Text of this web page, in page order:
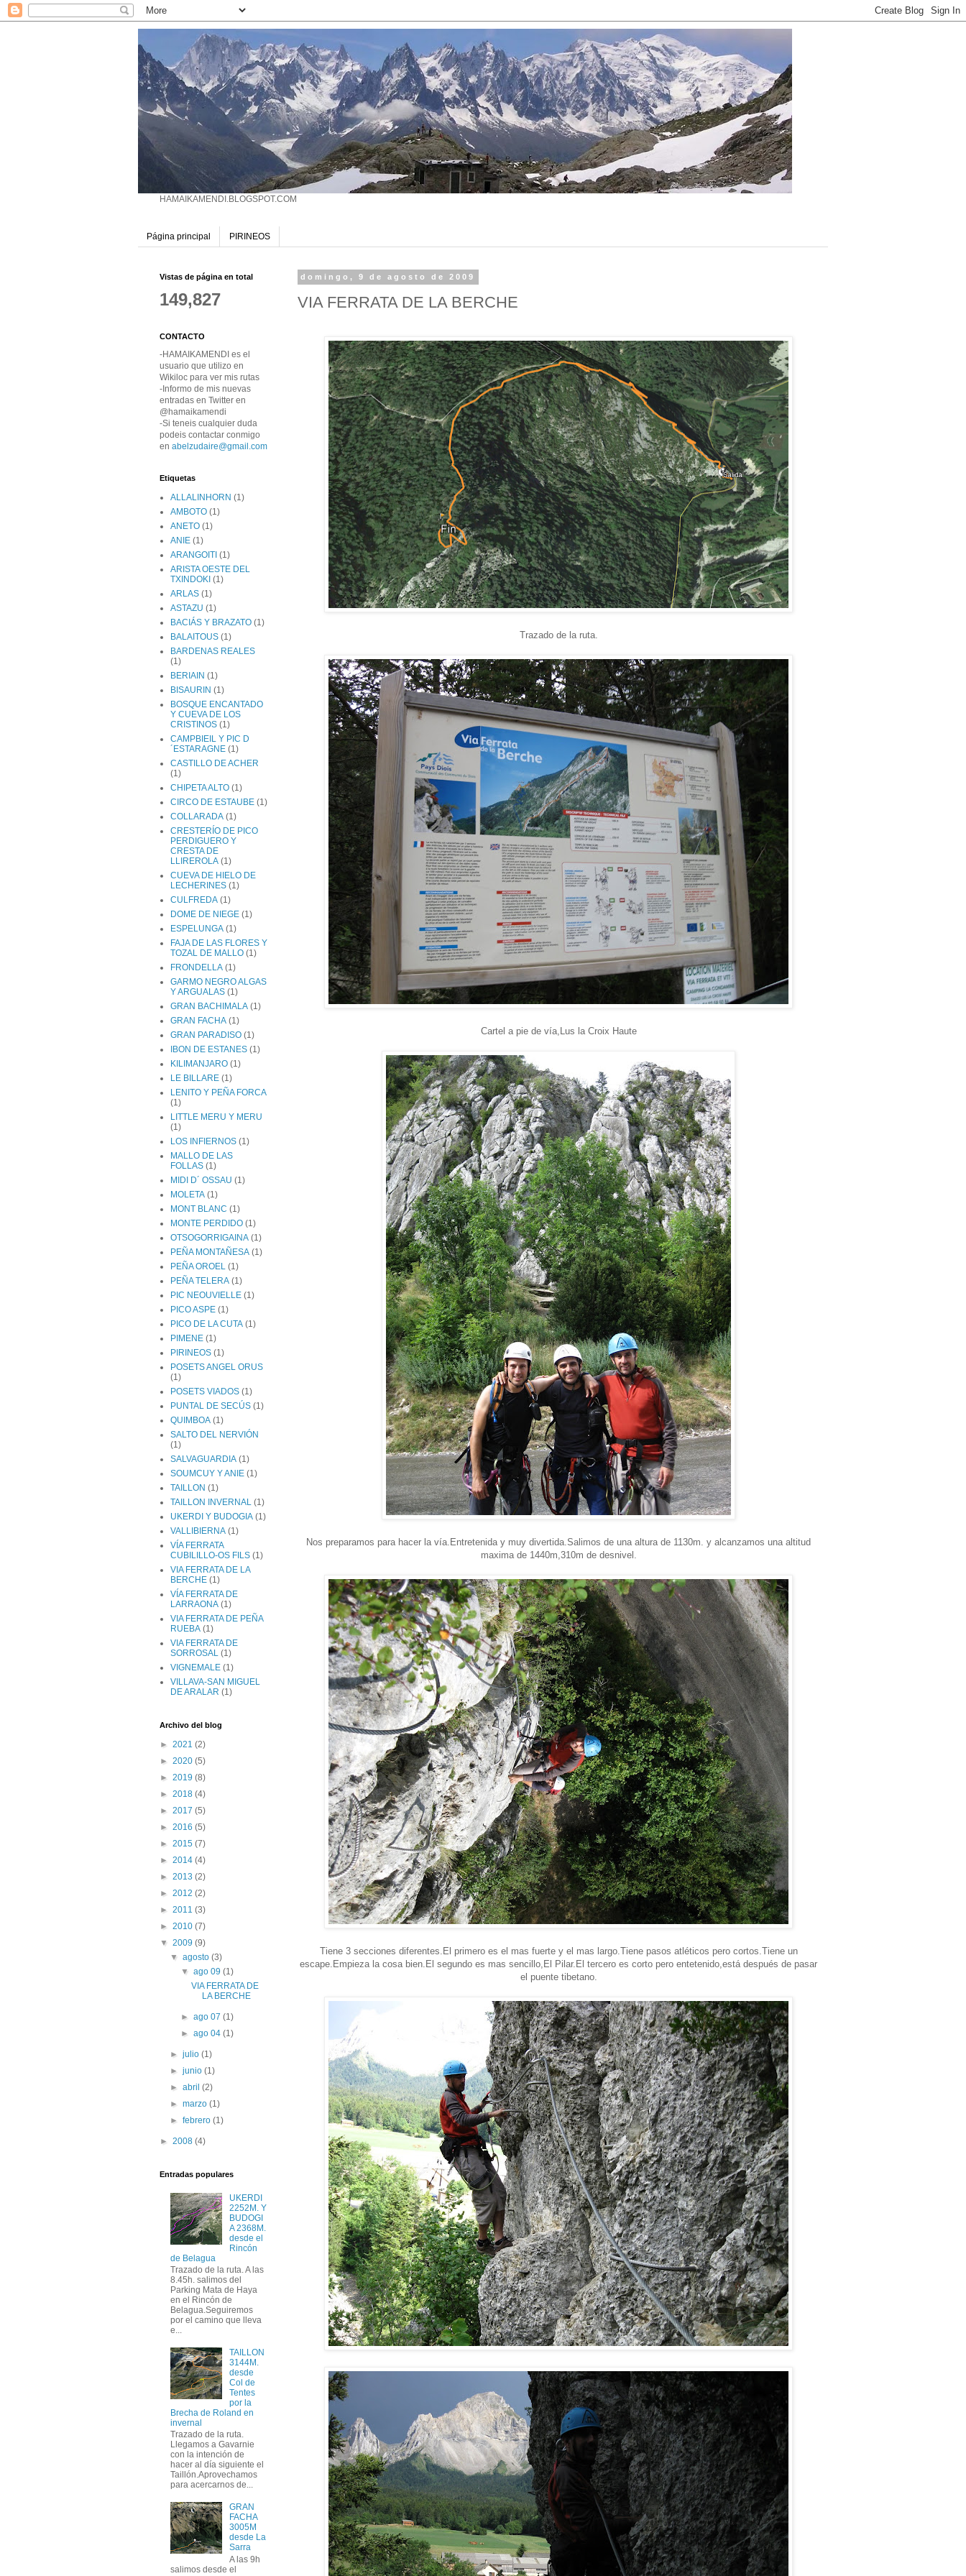
HAMAIKAMENDI.BLOGSPOT.COM
Página principal PIRINEOS
domingo, 9 de agosto de 2009
VIA FERRATA DE LA BERCHE
Trazado de la ruta.
Cartel a pie de vía,Lus la Croix Haute
Nos preparamos para hacer la vía.Entretenida y muy divertida.Salimos de una altura de 1130m. y alcanzamos una altitud
maxima de 1440m,310m de desnivel.
Tiene 3 secciones diferentes.El primero es el mas fuerte y el mas largo.Tiene pasos atléticos pero cortos.Tiene un
escape.Empieza la cosa bien.El segundo es mas sencillo,El Pilar.El tercero es corto pero entetenido,está después de pasar
el puente tibetano.
Vistas de página en total
149,827
CONTACTO
-HAMAIKAMENDI es el
usuario que utilizo en
Wikiloc para ver mis rutas
-Informo de mis nuevas
entradas en Twitter en
@hamaikamendi
-Si teneis cualquier duda
podeis contactar conmigo
en abelzudaire@gmail.com
Etiquetas
ALLALINHORN (1)
AMBOTO (1)
ANETO (1)
ANIE (1)
ARANGOITI (1)
ARISTA OESTE DEL
TXINDOKI (1)
ARLAS (1)
ASTAZU (1)
BACIÁS Y BRAZATO (1)
BALAITOUS (1)
BARDENAS REALES
(1)
BERIAIN (1)
BISAURIN (1)
BOSQUE ENCANTADO
Y CUEVA DE LOS
CRISTINOS (1)
CAMPBIEIL Y PIC D
´ESTARAGNE (1)
CASTILLO DE ACHER
(1)
CHIPETA ALTO (1)
CIRCO DE ESTAUBE (1)
COLLARADA (1)
CRESTERÍO DE PICO
PERDIGUERO Y
CRESTA DE
LLIREROLA (1)
CUEVA DE HIELO DE
LECHERINES (1)
CULFREDA (1)
DOME DE NIEGE (1)
ESPELUNGA (1)
FAJA DE LAS FLORES Y
TOZAL DE MALLO (1)
FRONDELLA (1)
GARMO NEGRO ALGAS
Y ARGUALAS (1)
GRAN BACHIMALA (1)
GRAN FACHA (1)
GRAN PARADISO (1)
IBON DE ESTANES (1)
KILIMANJARO (1)
LE BILLARE (1)
LENITO Y PEÑA FORCA
(1)
LITTLE MERU Y MERU
(1)
LOS INFIERNOS (1)
MALLO DE LAS
FOLLAS (1)
MIDI D´ OSSAU (1)
MOLETA (1)
MONT BLANC (1)
MONTE PERDIDO (1)
OTSOGORRIGAINA (1)
PEÑA MONTAÑESA (1)
PEÑA OROEL (1)
PEÑA TELERA (1)
PIC NEOUVIELLE (1)
PICO ASPE (1)
PICO DE LA CUTA (1)
PIMENE (1)
PIRINEOS (1)
POSETS ANGEL ORUS
(1)
POSETS VIADOS (1)
PUNTAL DE SECÚS (1)
QUIMBOA (1)
SALTO DEL NERVIÓN
(1)
SALVAGUARDIA (1)
SOUMCUY Y ANIE (1)
TAILLON (1)
TAILLON INVERNAL (1)
UKERDI Y BUDOGIA (1)
VALLIBIERNA (1)
VÍA FERRATA
CUBILILLO-OS FILS (1)
VIA FERRATA DE LA
BERCHE (1)
VÍA FERRATA DE
LARRAONA (1)
VIA FERRATA DE PEÑA
RUEBA (1)
VIA FERRATA DE
SORROSAL (1)
VIGNEMALE (1)
VILLAVA-SAN MIGUEL
DE ARALAR (1)
Archivo del blog
► 2021 (2)
► 2020 (5)
► 2019 (8)
► 2018 (4)
► 2017 (5)
► 2016 (5)
► 2015 (7)
► 2014 (4)
► 2013 (2)
► 2012 (2)
► 2011 (3)
► 2010 (7)
▼ 2009 (9)
▼agosto(3)
▼ ago 09 (1)
VIA FERRATA DE
LA BERCHE
► ago 07 (1)
► ago 04 (1)
►julio(1)
►junio(1)
►abril(2)
►marzo(1)
►febrero(1)
► 2008 (4)
Entradas populares
UKERDI
2252M. Y
BUDOGI
A 2368M.
desde el
Rincón
de Belagua
Trazado de la ruta. A las
8.45h. salimos del
Parking Mata de Haya
en el Rincón de
Belagua.Seguiremos
por el camino que lleva
e...
TAILLON
3144M.
desde
Col de
Tentes
por la
Brecha de Roland en
invernal
Trazado de la ruta.
Llegamos a Gavarnie
con la intención de
hacer al día siguiente el
Taillón.Aprovechamos
para acercarnos de...
GRAN
FACHA
3005M
desde La
Sarra
A las 9h
salimos desde el